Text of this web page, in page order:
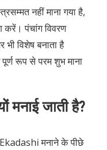
नहीं माना गया है,
पंचांग विवरण
विशेष बनाता है
रूप से परम शुभ माना
मनाई जाती है?
मनाने के पीछे